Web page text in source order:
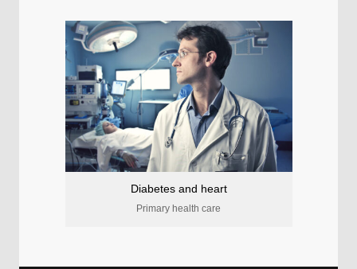
Diabetes and heart
Primary health care